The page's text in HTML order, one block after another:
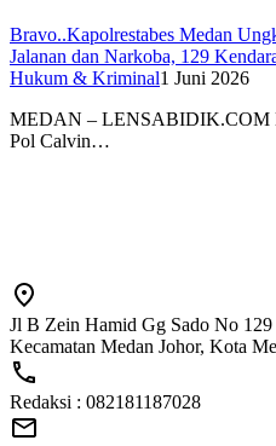
Bravo..Kapolrestabes Medan
Jalanan dan Narkoba, 129
Hukum & Kriminal1 Juni 2026
MEDAN – LENSABIDIK.COM
Pol Calvin…
Jl B Zein Hamid Gg Sado No
Kecamatan Medan Johor, Kota
Redaksi : 082181187028